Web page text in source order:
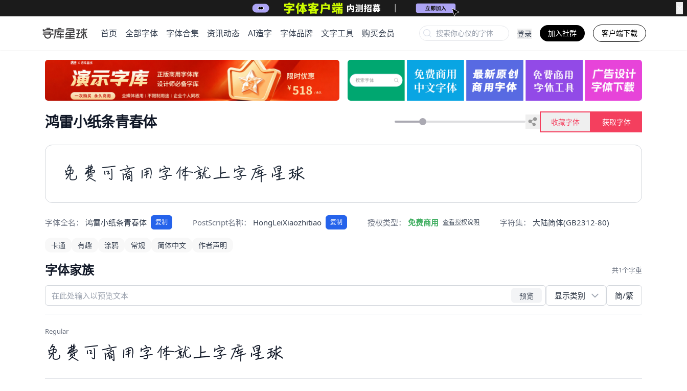
首页 全部字体 字体合集 资讯动态 AI造字 字体品牌 文字工具 购买会员 登录 加入社群 客户端下载
鸿雷小纸条青春体 收藏字体 获取字体
免费可商用字体就上字库星球
字体全名： 鸿雷小纸条青春体 复制 PostScript名称： HongLeiXiaozhitiao 复制 授权类型： 免费商用 查看授权说明 字符集： 大陆简体(GB2312-80)
卡通 有趣 涂鸦 常规 简体中文 作者声明
字体家族 共1个字重
预览 简/繁
Regular
免费可商用字体就上字库星球